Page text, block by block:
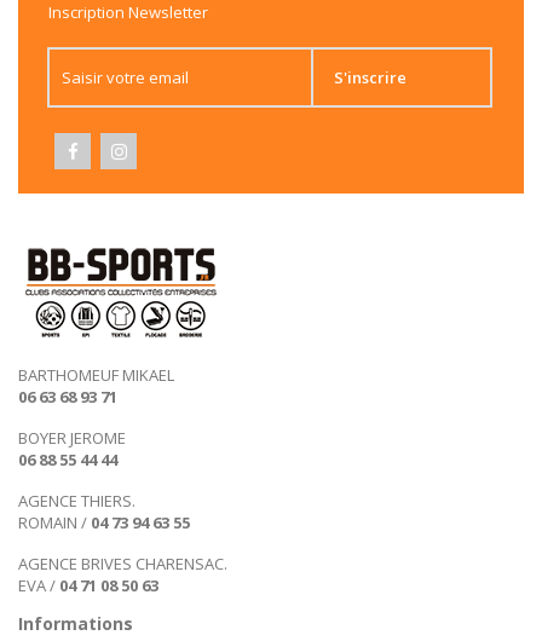
Inscription Newsletter
S'inscrire
BARTHOMEUF MIKAEL
06 63 68 93 71
BOYER JEROME
06 88 55 44 44
AGENCE THIERS.
ROMAIN / 04 73 94 63 55
AGENCE BRIVES CHARENSAC.
EVA / 04 71 08 50 63
Informations